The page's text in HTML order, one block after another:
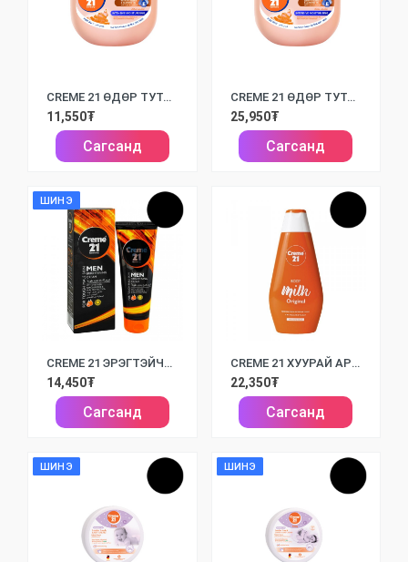
CREME 21 ӨДӨР ТУТАМ ЧИЙГШҮҮЛЭЖ ХАМГААЛАХ ВАЗЕЛИН / 100МЛ/
11,550₮
Сагсанд
CREME 21 ӨДӨР ТУТАМ ЧИЙГШҮҮЛЭЖ ХАМГААЛАХ ВАЗЕЛИН / 300МЛ/
25,950₮
Сагсанд
ШИНЭ
CREME 21 ЭРЭГТЭЙЧҮҮДИЙН АРЬС ЦАЙРУУЛАХ НӨХӨН СЭРГЭЭХ ТОС / 100МЛ /
14,450₮
Сагсанд
CREME 21 ХУУРАЙ АРЬСНЫ БИЕИЙН ТОС / 400ML /
22,350₮
Сагсанд
ШИНЭ ШИНЭ